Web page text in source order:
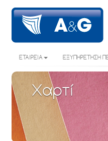
ΕΤΑΙΡΕΙΑ ΕΞΥΠΗΡΕΤΗΣΗ
Χαρτί